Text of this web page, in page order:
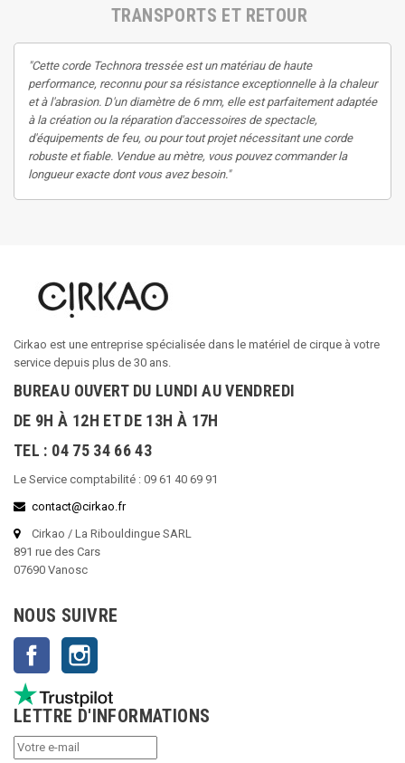
TRANSPORTS ET RETOUR
"Cette corde Technora tressée est un matériau de haute
performance, reconnu pour sa résistance exceptionnelle à la chaleur
et à l'abrasion. D'un diamètre de 6 mm, elle est parfaitement adaptée
à la création ou la réparation d'accessoires de spectacle,
d'équipements de feu, ou pour tout projet nécessitant une corde
robuste et fiable. Vendue au mètre, vous pouvez commander la
longueur exacte dont vous avez besoin."
Cirkao est une entreprise spécialisée dans le matériel de cirque à votre
service depuis plus de 30 ans.
BUREAU OUVERT DU LUNDI AU VENDREDI
DE 9H À 12H ET DE 13H À 17H
TEL : 04 75 34 66 43
Le Service comptabilité : 09 61 40 69 91
contact@cirkao.fr
Cirkao / La Ribouldingue SARL
891 rue des Cars
07690 Vanosc
NOUS SUIVRE
Facebook
LETTRE D'INFORMATIONS